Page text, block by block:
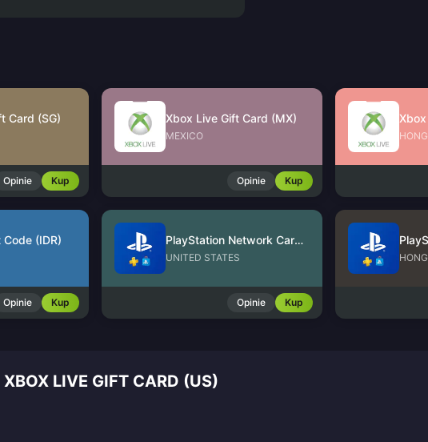
Card (SG)
Opinie Kup
Xbox Live Gift Card (MX)
MEXICO
Opinie Kup
(IDR)
Opinie Kup
PlayStation Network Card (US)
UNITED STATES
Opinie Kup
LIVE GIFT CARD (US)